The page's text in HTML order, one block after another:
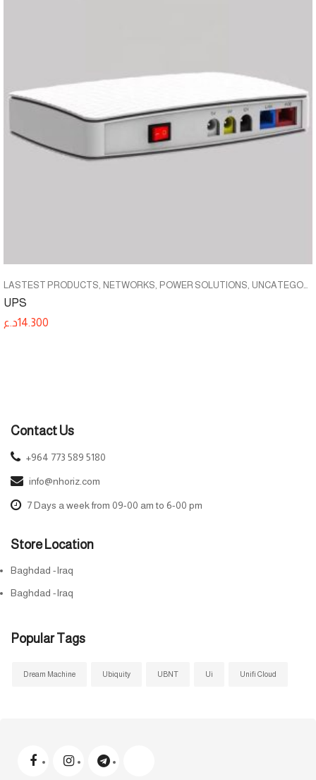
LASTEST PRODUCTS NETWORKS POWER SOLUTIONS UNCATEGORIZED
UPS
14.300د.ع
Contact Us
+964 773 589 5180
info@nhoriz.com
7 Days a week from 09-00 am to 6-00 pm
Store Location
Baghdad -Iraq
Baghdad -Iraq
Popular Tags
Dream Machine Ubiquity UBNT Ui Unifi Cloud